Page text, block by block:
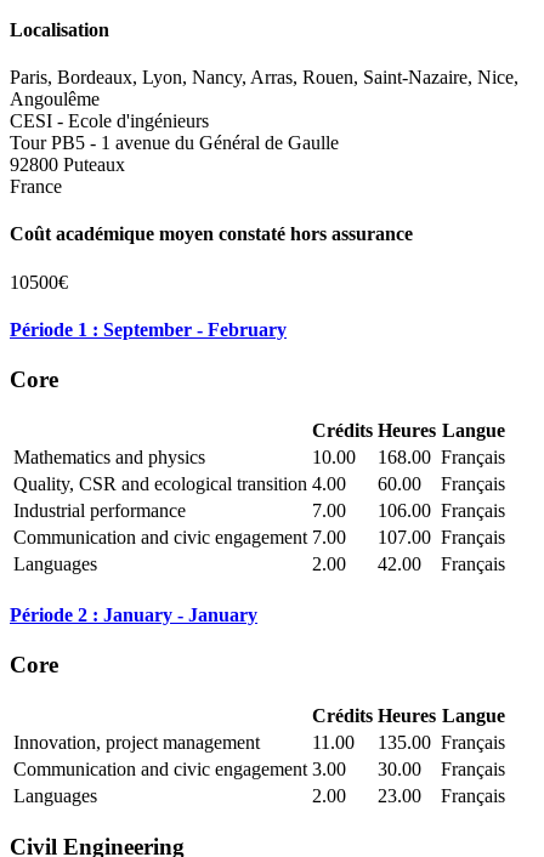
Localisation
Paris, Bordeaux, Lyon, Nancy, Arras, Rouen, Saint-Nazaire, Nice,
Angoulême
CESI - Ecole d'ingénieurs
Tour PB5 - 1 avenue du Général de Gaulle
92800 Puteaux
France
Coût académique moyen constaté hors assurance
10500€
Période 1 : September - February
Core
Crédits Heures Langue
Mathematics and physics
10.00 168.00 Français
Quality, CSR and ecological transition 4.00 60.00
Français
Industrial performance
7.00 106.00 Français
Communication and civic engagement 7.00 107.00 Français
Languages
2.00 42.00 Français
Période 2 : January - January
Core
Crédits Heures Langue
Innovation, project management
11.00 135.00 Français
Communication and civic engagement 3.00 30.00
Français
Languages
2.00 23.00 Français
Civil Engineering